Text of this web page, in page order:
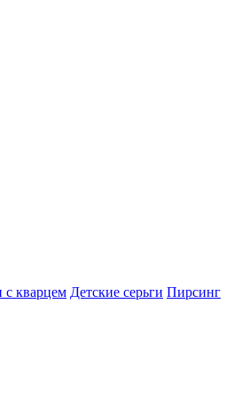
с кварцем Детские серьги Пирсинг